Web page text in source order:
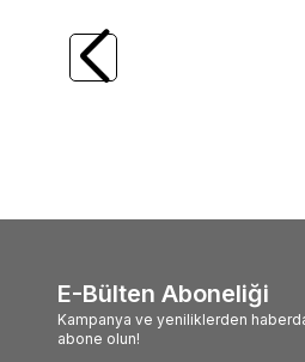
LEVEL
Tabanlar
E-Bülten Aboneliği
Kampanya ve yeniliklerden
abone olun!